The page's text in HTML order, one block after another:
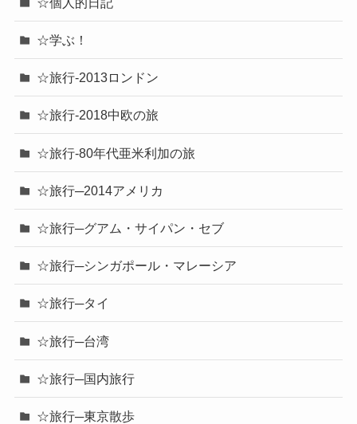
☆学ぶ！
☆旅行-2013ロンドン
☆旅行-2018中欧の旅
☆旅行-80年代亜米利加の旅
☆旅行─2014アメリカ
☆旅行─グアム・サイパン・セブ
☆旅行─シンガポール・マレーシア
☆旅行─タイ
☆旅行─台湾
☆旅行─国内旅行
☆旅行─東京散歩